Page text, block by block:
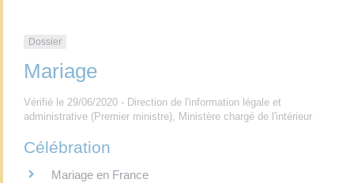
Dossier
Mariage
Vérifié le 29/06/2020 - Direction de l'information légale et
administrative (Premier ministre), Ministère chargé de l'intérieur
Célébration
Mariage en France